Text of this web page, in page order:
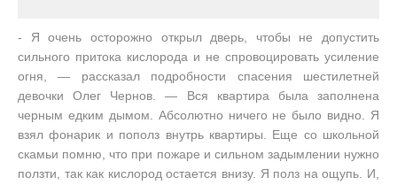
- Я очень осторожно открыл дверь, чтобы не допустить
сильного притока кислорода и не спровоцировать усиление
огня, — рассказал подробности спасения шестилетней
девочки Олег Чернов. — Вся квартира была заполнена
черным едким дымом. Абсолютно ничего не было видно. Я
взял фонарик и пополз внутрь квартиры. Еще со школьной
скамьи помню, что при пожаре и сильном задымлении нужно
ползти, так как кислород остается внизу. Я полз на ощупь. И,